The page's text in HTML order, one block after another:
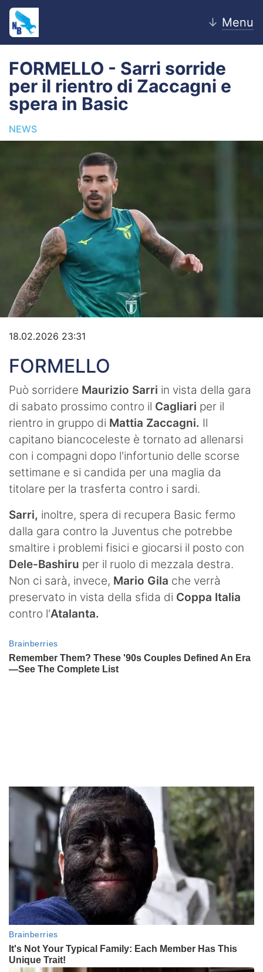
↓ Menu
Home
News
Settore Giovanile
Lazio Women
Calciomercato
Video
FORMELLO - Sarri sorride
per il rientro di Zaccagni e
spera in Basic
NEWS
18.02.2026 23:31
FORMELLO
Può sorridere Maurizio Sarri in vista della gara
di sabato prossimo contro il Cagliari per il
rientro in gruppo di Mattia Zaccagni. Il
capitano biancoceleste è tornato ad allenarsi
con i compagni dopo l'infortunio delle scorse
settimane e si candida per una maglia da
titolare per la trasferta contro i sardi.
Sarri, inoltre, spera di recupera Basic fermo
dalla gara contro la Juventus che potrebbe
smaltire i problemi fisici e giocarsi il posto con
Dele-Bashiru per il ruolo di mezzala destra.
Non ci sarà, invece, Mario Gila che verrà
preservato in vista della sfida di Coppa Italia
contro l'Atalanta.